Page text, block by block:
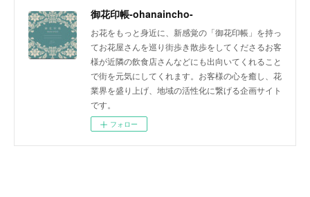
御花印帳-ohanaincho-
お花をもっと身近に、新感覚の「御花印帳」を持っ
てお花屋さんを巡り街歩き散歩をしてくださるお客
様が近隣の飲食店さんなどにも出向いてくれること
で街を元気にしてくれます。お客様の心を癒し、花
業界を盛り上げ、地域の活性化に繋げる企画サイト
です。
フォロー